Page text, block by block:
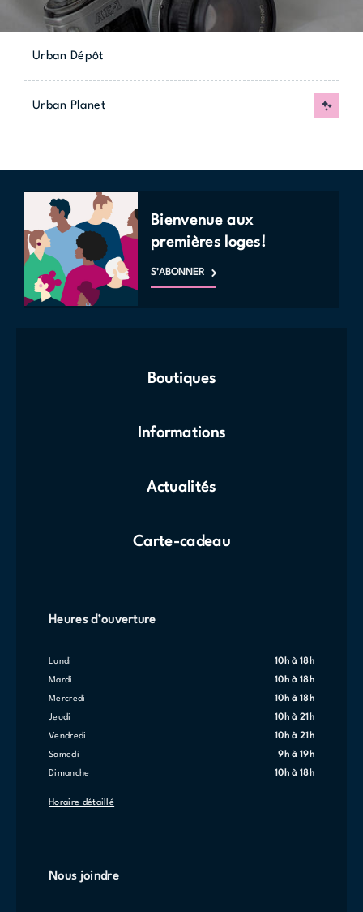
Urban Dépôt
Urban Planet
Bienvenue aux
premières loges!
S’ABONNER
Boutiques
Informations
Actualités
Carte-cadeau
Heures d’ouverture
lundi 10h à 18h
mardi 10h à 18h
mercredi 10h à 18h
jeudi 10h à 21h
vendredi 10h à 21h
samedi 9h à 19h
dimanche 10h à 18h
Horaire détaillé
Nous joindre